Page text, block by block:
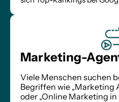
Marketing-
Viele Menschen suchen
Begriffen wie „Marketing
oder „Online Marketing in